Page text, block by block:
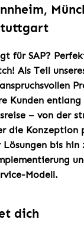
für SAP?
Als Teil
Kunden
– von der
die Konzeption
bis hin
Modell.
dich